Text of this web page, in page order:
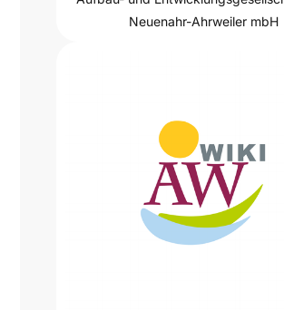
Neuenahr-Ahrweiler mbH